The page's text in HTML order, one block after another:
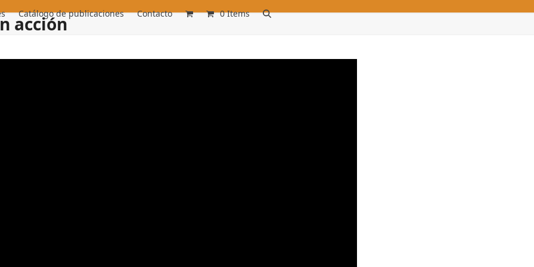
Catálogo de publicaciones Contacto 0 Items
acción